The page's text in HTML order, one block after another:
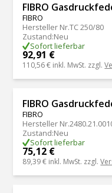
FIBRO
FIBRO
Hersteller Nr.TC 250/80
Zustand:Neu
Sofort lieferbar
92,91 €
110,56 € inkl. MwSt. zzgl.
FIBRO
FIBRO
Hersteller Nr.
Zustand:Neu
Sofort lieferbar
75,12 €
89,39 € inkl. MwSt. zzgl.